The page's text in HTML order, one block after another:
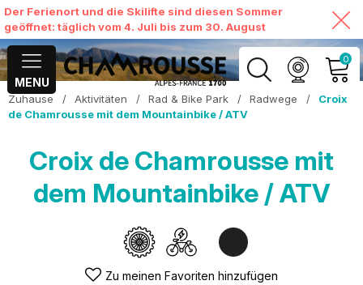
Der Ferienort und die Skilifte sind diesen Sommer
geöffnet: täglich vom 4. Juli bis zum 30. August
MENU
0
MEIN KONTO
ANSEHEN
Zuhause / Aktivitäten / Rad & Bike Park / Radwege /
Croix
de Chamrousse mit dem Mountainbike / ATV
Croix de Chamrousse mit
dem Mountainbike / ATV
Zu meinen Favoriten hinzufügen